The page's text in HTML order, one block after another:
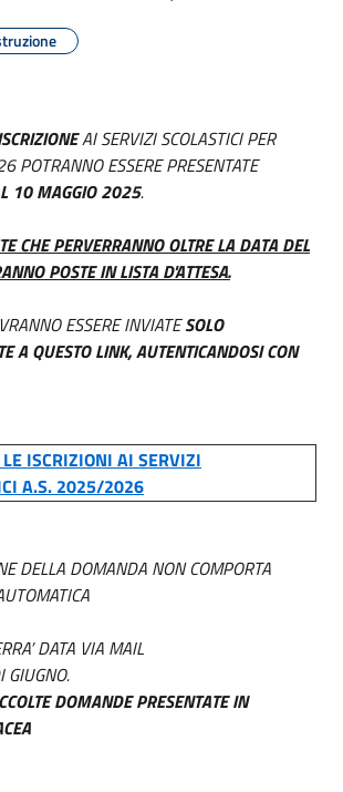
AI SERVIZI SCOLASTICI PER
POTRANNO ESSERE PRESENTATE
10 MAGGIO 2025.
CHE PERVERRANNO OLTRE LA DATA DEL
POSTE IN LISTA D'ATTESA.
ESSERE INVIATESOLO
A QUESTO LINK, AUTENTICANDOSI CON
LE ISCRIZIONI AI SERVIZI
A.S. 2025/2026
DELLA DOMANDA NON COMPORTA
DATA VIA MAIL
GIUGNO.
DOMANDE PRESENTATE IN